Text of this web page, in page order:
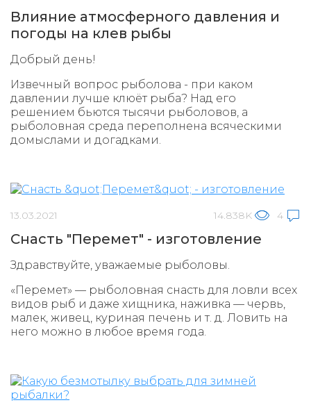
Влияние атмосферного давления и
погоды на клев рыбы
Добрый день!
Извечный вопрос рыболова - при каком
давлении лучше клюёт рыба? Над его
решением бьются тысячи рыболовов, а
рыболовная среда переполнена всяческими
домыслами и догадками.
13.03.2021 14.838K 4
Снасть "Перемет" - изготовление
Здравствуйте, уважаемые рыболовы.
«Перемет» — рыболовная снасть для ловли всех
видов рыб и даже хищника, наживка — червь,
малек, живец, куриная печень и т. д. Ловить на
него можно в любое время года.